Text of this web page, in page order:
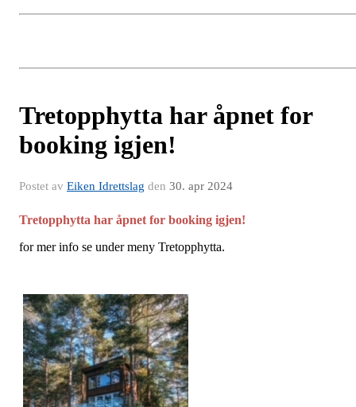
Tretopphytta har åpnet for
booking igjen!
Postet av Eiken Idrettslag den 30. apr 2024
Tretopphytta har åpnet for booking igjen!
for mer info se under meny Tretopphytta.